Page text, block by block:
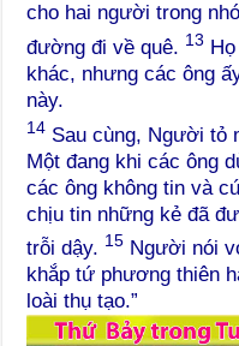
cho hai người trong
đường đi về quê. 13
khác, nhưng các ông
này.
14 Sau cùng, Người tỏ
Một đang khi các ông
các ông không tin và
chịu tin những kẻ đã
trỗi dậy. 15 Người nói
khắp tứ phương thiên
loài thụ tạo.”